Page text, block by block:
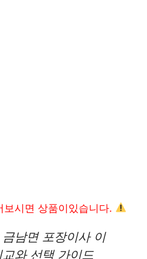
보시면 상품이있습니다.
남면 포장이사 이
와 선택 가이드